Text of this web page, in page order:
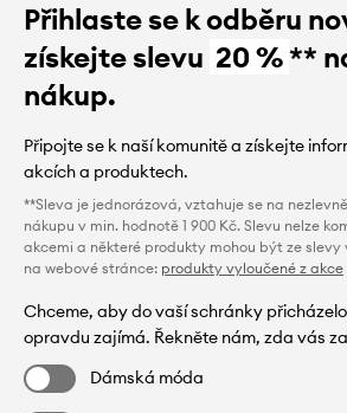
Přihlaste se k odběru
získejte slevu 20 %**
nákup.
Připojte se k naší komunitě a získejte
akcích a produktech.
**Sleva je jednorázová, vztahuje se na
nákupu v min. hodnotě 1 900 Kč. Slevu nelze
akcemi a některé produkty mohou být ze slevy
na webové stránce: produkty vyloučené z akce
Chceme, aby do vaší schránky
opravdu zajímá. Řekněte nám, zda vás
Dámská móda